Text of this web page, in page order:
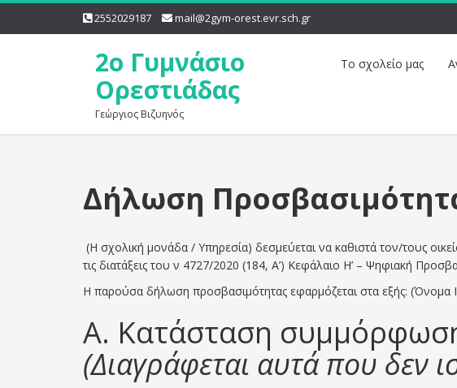
2552029187 mail@2gym-orest.evr.sch.gr
2o Γυμνάσιο
Ορεστιάδας
Γεώργιος Βιζυηνός
Το σχολείο μας
Δήλωση
(Η σχολική μονάδα / Υπηρεσία) δεσμεύεται να καθιστά τον/τους
τις διατάξεις του ν 4727/2020 (184, Α’) Κεφάλαιο Η’ – Ψηφιακή
Η παρούσα δήλωση προσβασιμότητας εφαρμόζεται στα εξής: (Όνομα
Α. Κατάσταση
(Διαγράφεται αυτά που δεν